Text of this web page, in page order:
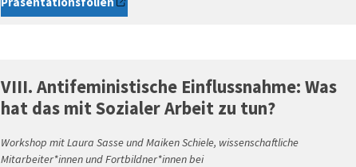
VIII. Antifeministische Einflussnahme: Was
hat das mit Sozialer Arbeit zu tun?
Workshop mit Laura Sasse und Maiken Schiele, wissenschaftliche
Mitarbeiter*innen und Fortbildner*innen bei